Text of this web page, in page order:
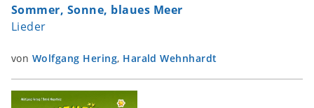
Sommer, Sonne, blaues Meer
Lieder
von Wolfgang Hering, Harald Wehnhardt